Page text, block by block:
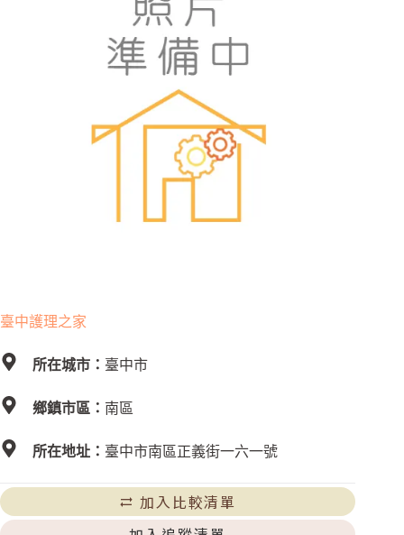
臺中護理之家
所在城市： 臺中市
鄉鎮市區： 南區
所在地址： 臺中市南區正義街一六一號
加入比較清單